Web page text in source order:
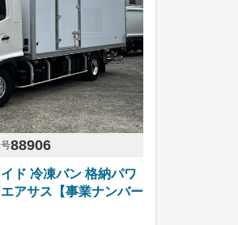
88906
ド 冷凍バン 格納パワ
アサス【事業ナンバー